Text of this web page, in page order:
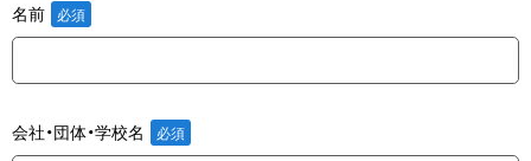
名前
会社・団体・学校名